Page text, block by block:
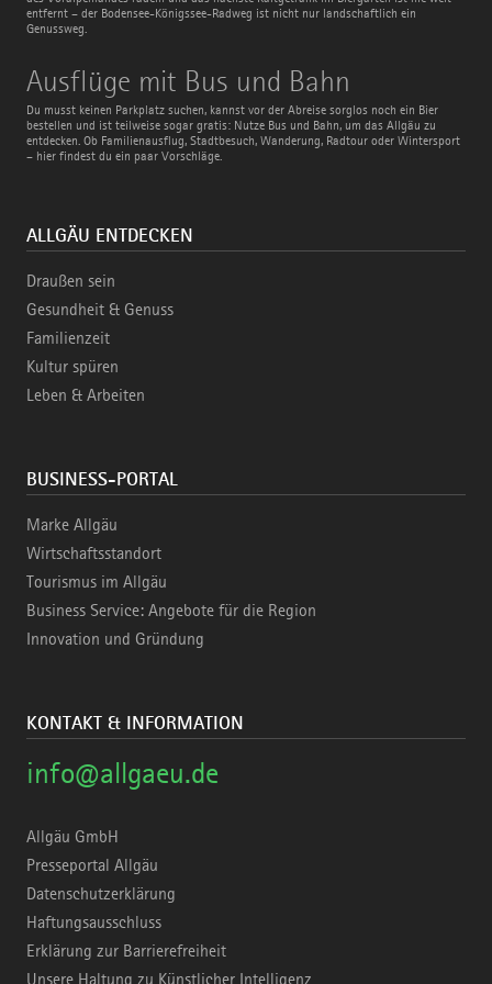
entfernt – der Bodensee-Königssee-Radweg ist nicht nur landschaftlich ein
Genussweg.
Ausflüge mit Bus und Bahn
Du musst keinen Parkplatz suchen, kannst vor der Abreise sorglos noch ein Bier
bestellen und ist teilweise sogar gratis: Nutze Bus und Bahn, um das Allgäu zu
entdecken. Ob Familienausflug, Stadtbesuch, Wanderung, Radtour oder Wintersport
– hier findest du ein paar Vorschläge.
Ausflüge
mit
Bus
und
Bahn
ALLGÄU ENTDECKEN
Draußen sein
Gesundheit & Genuss
Familienzeit
Kultur spüren
Leben & Arbeiten
BUSINESS-PORTAL
Marke Allgäu
Wirtschaftsstandort
Tourismus im Allgäu
Business Service: Angebote für die Region
Innovation und Gründung
KONTAKT & INFORMATION
info@allgaeu.de
Allgäu GmbH
Presseportal Allgäu
Datenschutzerklärung
Haftungsausschluss
Erklärung zur Barrierefreiheit
Unsere Haltung zu Künstlicher Intelligenz